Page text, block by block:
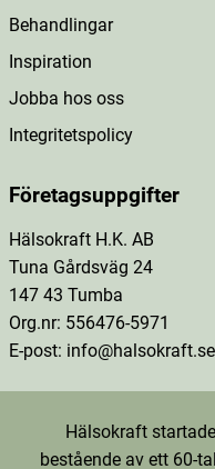
Behandlingar
Inspiration
Jobba hos oss
Integritetspolicy
Företagsuppgifter
Hälsokraft H.K. AB
Tuna Gårdsväg 24
147 43 Tumba
Org.nr: 556476-5971
E-post: info@halsokraft.se
Hälsokraft
bestående av ett 60-